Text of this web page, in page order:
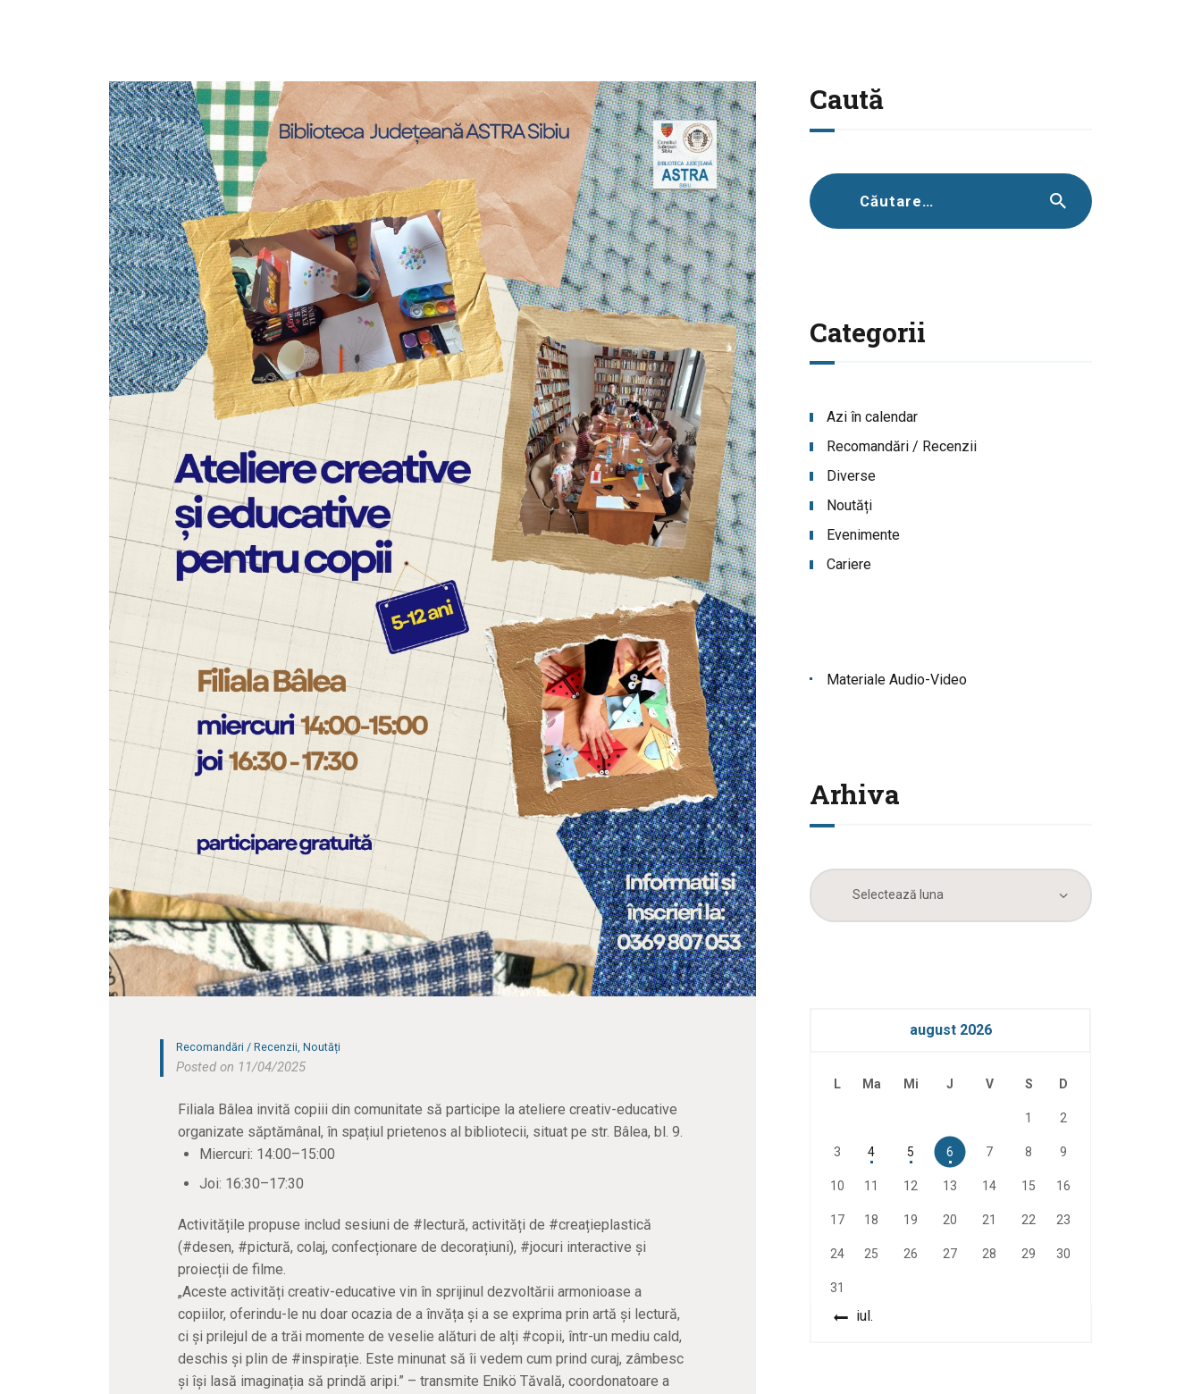
Recomandări / Recenzii,Noutăți
Posted on 11/04/2025
Filiala Bâlea invită copiii din comunitate să participe la ateliere creativ-educative
organizate săptămânal, în spațiul prietenos al bibliotecii, situat pe str. Bâlea, bl. 9.
Miercuri: 14:00–15:00
Joi: 16:30–17:30
Activitățile propuse includ sesiuni de #lectură, activități de #creațieplastică
(#desen, #pictură, colaj, confecționare de decorațiuni), #jocuri interactive și
proiecții de filme.
„Aceste activități creativ-educative vin în sprijinul dezvoltării armonioase a
copiilor, oferindu-le nu doar ocazia de a învăța și a se exprima prin artă și lectură,
ci și prilejul de a trăi momente de veselie alături de alți #copii, într-un mediu cald,
deschis și plin de #inspirație. Este minunat să îi vedem cum prind curaj, zâmbesc
și își lasă imaginația să prindă aripi.” – transmite Enikö Tăvală, coordonatoare a
Caută
Caută
după:
Categorii
Azi în calendar
Recomandări / Recenzii
Diverse
Noutăți
Evenimente
Cariere
Materiale Audio-Video
Arhiva
Arhiva
august 2026
L Ma Mi J V S D
1 2
3 4 5 6 7 8 9
10 11 12 13 14 15 16
17 18 19 20 21 22 23
24 25 26 27 28 29 30
31
« iul.